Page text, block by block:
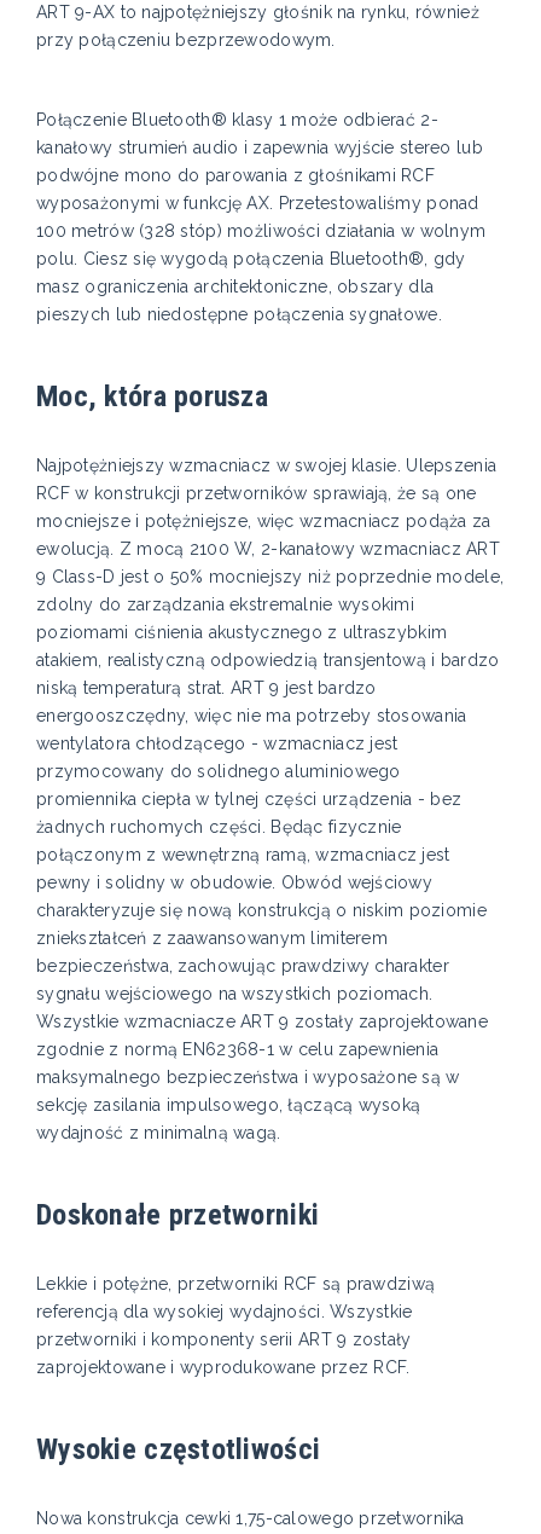
ART 9-AX to najpotężniejszy głośnik na rynku, również
przy połączeniu bezprzewodowym.
Połączenie Bluetooth® klasy 1 może odbierać 2-
kanałowy strumień audio i zapewnia wyjście stereo lub
podwójne mono do parowania z głośnikami RCF
wyposażonymi w funkcję AX. Przetestowaliśmy ponad
100 metrów (328 stóp) możliwości działania w wolnym
polu. Ciesz się wygodą połączenia Bluetooth®, gdy
masz ograniczenia architektoniczne, obszary dla
pieszych lub niedostępne połączenia sygnałowe.
Moc, która porusza
Najpotężniejszy wzmacniacz w swojej klasie. Ulepszenia
RCF w konstrukcji przetworników sprawiają, że są one
mocniejsze i potężniejsze, więc wzmacniacz podąża za
ewolucją. Z mocą 2100 W, 2-kanałowy wzmacniacz ART
9 Class-D jest o 50% mocniejszy niż poprzednie modele,
zdolny do zarządzania ekstremalnie wysokimi
poziomami ciśnienia akustycznego z ultraszybkim
atakiem, realistyczną odpowiedzią transjentową i bardzo
niską temperaturą strat. ART 9 jest bardzo
energooszczędny, więc nie ma potrzeby stosowania
wentylatora chłodzącego - wzmacniacz jest
przymocowany do solidnego aluminiowego
promiennika ciepła w tylnej części urządzenia - bez
żadnych ruchomych części. Będąc fizycznie
połączonym z wewnętrzną ramą, wzmacniacz jest
pewny i solidny w obudowie. Obwód wejściowy
charakteryzuje się nową konstrukcją o niskim poziomie
zniekształceń z zaawansowanym limiterem
bezpieczeństwa, zachowując prawdziwy charakter
sygnału wejściowego na wszystkich poziomach.
Wszystkie wzmacniacze ART 9 zostały zaprojektowane
zgodnie z normą EN62368-1 w celu zapewnienia
maksymalnego bezpieczeństwa i wyposażone są w
sekcję zasilania impulsowego, łączącą wysoką
wydajność z minimalną wagą.
Doskonałe przetworniki
Lekkie i potężne, przetworniki RCF są prawdziwą
referencją dla wysokiej wydajności. Wszystkie
przetworniki i komponenty serii ART 9 zostały
zaprojektowane i wyprodukowane przez RCF.
Wysokie częstotliwości
Nowa konstrukcja cewki 1,75-calowego przetwornika